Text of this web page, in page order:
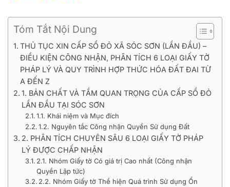
Tóm Tắt Nội Dung
THỦ TỤC XIN CẤP SỔ ĐỎ XÃ SÓC SƠN (LẦN ĐẦU) –
ĐIỀU KIỆN CÔNG NHẬN, PHÂN TÍCH 6 LOẠI GIẤY TỜ
PHÁP LÝ VÀ QUY TRÌNH HỢP THỨC HÓA ĐẤT ĐAI TỪ
A ĐẾN Z
1. BẢN CHẤT VÀ TẦM QUAN TRỌNG CỦA CẤP SỔ ĐỎ
LẦN ĐẦU TẠI SÓC SƠN
1.1. Khái niệm và Mục đích
1.2. Nguyên tắc Công nhận Quyền Sử dụng Đất
2. PHÂN TÍCH CHUYÊN SÂU 6 LOẠI GIẤY TỜ PHÁP
LÝ ĐƯỢC CHẤP NHẬN
2.1. Nhóm Giấy tờ Có giá trị Cao nhất (Công nhận
Quyền Lập tức)
2.2. Nhóm Giấy tờ Thể hiện Quá trình Sử dụng Ổn